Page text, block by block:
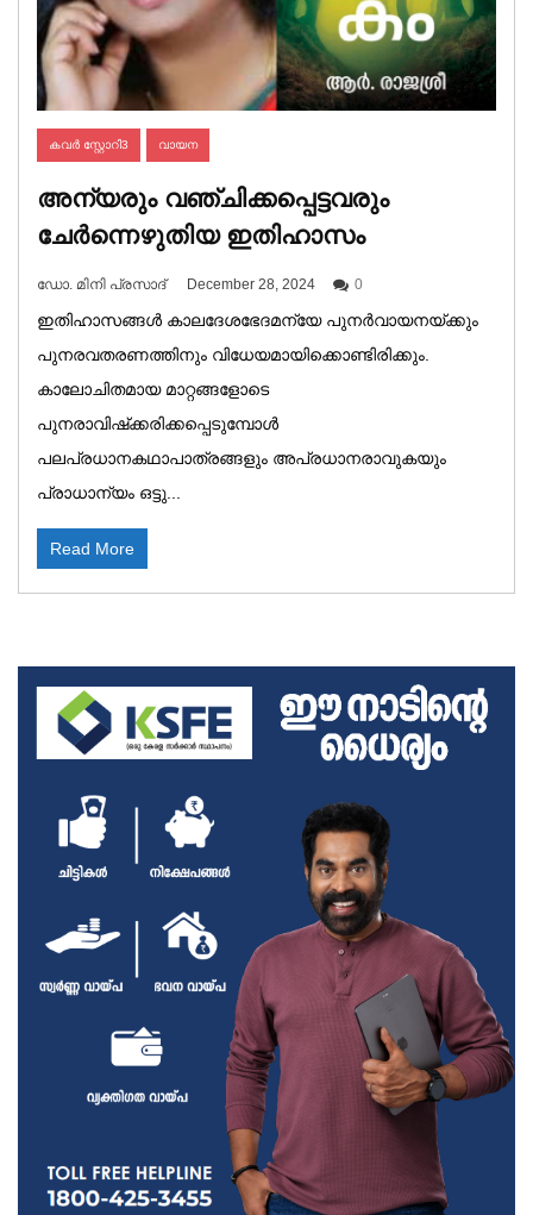
കവർ സ്റ്റോറി3 വായന
അന്യരും വഞ്ചിക്കപ്പെട്ടവരും
ചേര്‍ന്നെഴുതിയ ഇതിഹാസം
ഡോ. മിനി പ്രസാദ്‌ December 28, 2024 0
ഇതിഹാസങ്ങള്‍ കാലദേശഭേദമന്യേ പുനര്‍വായനയ്ക്കും
പുനരവതരണത്തിനും വിധേയമായിക്കൊണ്ടിരിക്കും.
കാലോചിതമായ മാറ്റങ്ങളോടെ
പുനരാവിഷ്‌ക്കരിക്കപ്പെടുമ്പോള്‍
പലപ്രധാനകഥാപാത്രങ്ങളും അപ്രധാനരാവുകയും
പ്രാധാന്യം ഒട്ടു...
Read More